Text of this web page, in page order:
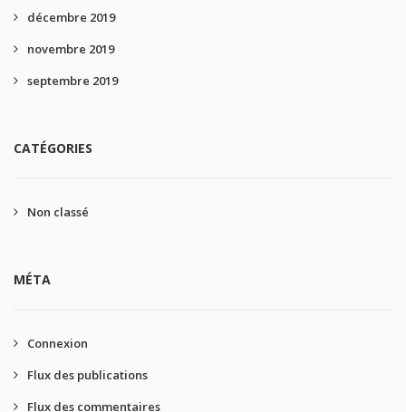
décembre 2019
novembre 2019
septembre 2019
CATÉGORIES
Non classé
MÉTA
Connexion
Flux des publications
Flux des commentaires